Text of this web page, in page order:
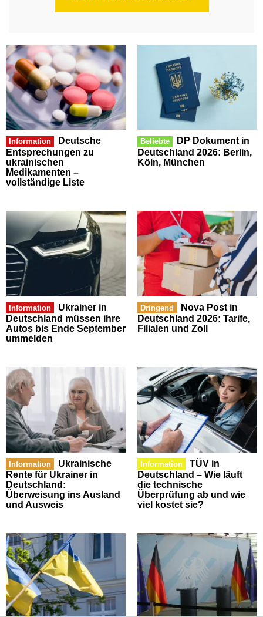
Information
Deutsche
Entsprechungen zu
ukrainischen
Medikamenten –
vollständige Liste
Beliebte
DP Dokument in
Deutschland 2026: Berlin,
Köln, München
Information
Ukrainer in
Deutschland müssen ihre
Autos bis Ende September
ummelden
Dringend
Nova Post in
Deutschland 2026: Tarife,
Filialen und Zoll
Information
Ukrainische
Rente für Ukrainer in
Deutschland:
Überweisung ins Ausland
und Ausweis
Information
TÜV in
Deutschland – Wie läuft
die technische
Überprüfung ab und wie
viel kostet sie?